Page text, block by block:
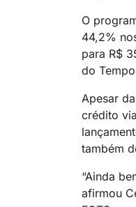
O
44,2%
para R$
do
Apesar
crédito
também
“Ainda
afirmou